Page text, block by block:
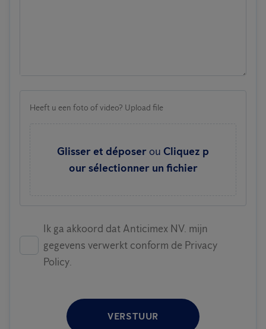
Heeft u een foto of video? Upload file
Glisser et déposerou Cliquez p
our sélectionner un fichier
Ik ga akkoord dat Anticimex NV. mijn
gegevens verwerkt conform de Privacy
Policy.
VERSTUUR